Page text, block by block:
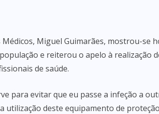
Miguel Guimarães, mostrou-se
e reiterou o apelo à realização
de saúde.
para evitar que eu passe a infeção a
utilização deste equipamento de